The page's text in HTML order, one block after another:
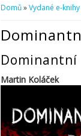
Domů»Vydané e-knihy
Martin Koláček